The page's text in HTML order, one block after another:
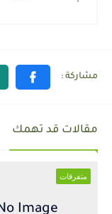
مقالات قد تهمك
متفرقات